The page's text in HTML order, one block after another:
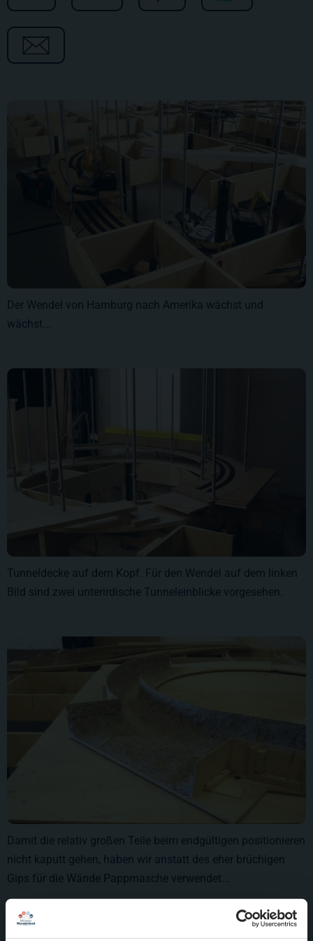
Der Wendel von Hamburg nach Amerika wächst und
wächst...
Tunneldecke auf dem Kopf. Für den Wendel auf dem linken
Bild sind zwei unterirdische Tunneleinblicke vorgesehen.
Damit die relativ großen Teile beim endgültigen positionieren
nicht kaputt gehen, haben wir anstatt des eher brüchigen
Gips für die Wände Pappmasche verwendet...